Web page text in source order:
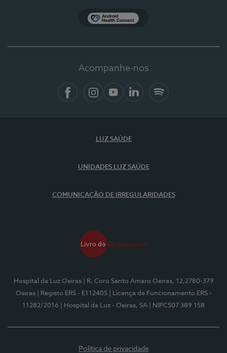
Acompanhe-nos
LUZ SAÚDE
UNIDADES LUZ SAÚDE
COMUNICAÇÃO DE IRREGULARIDADES
Hospital da Luz Oeiras
| R. Coro Santo Amaro Oeiras, 12,2780-379
Oeiras
| Registo ERS - E112405
| Licença de Funcionamento ERS -
11282/2016
| Hospital da Luz - Oeiras, SA | NIPC507 389 158
Política de privacidade